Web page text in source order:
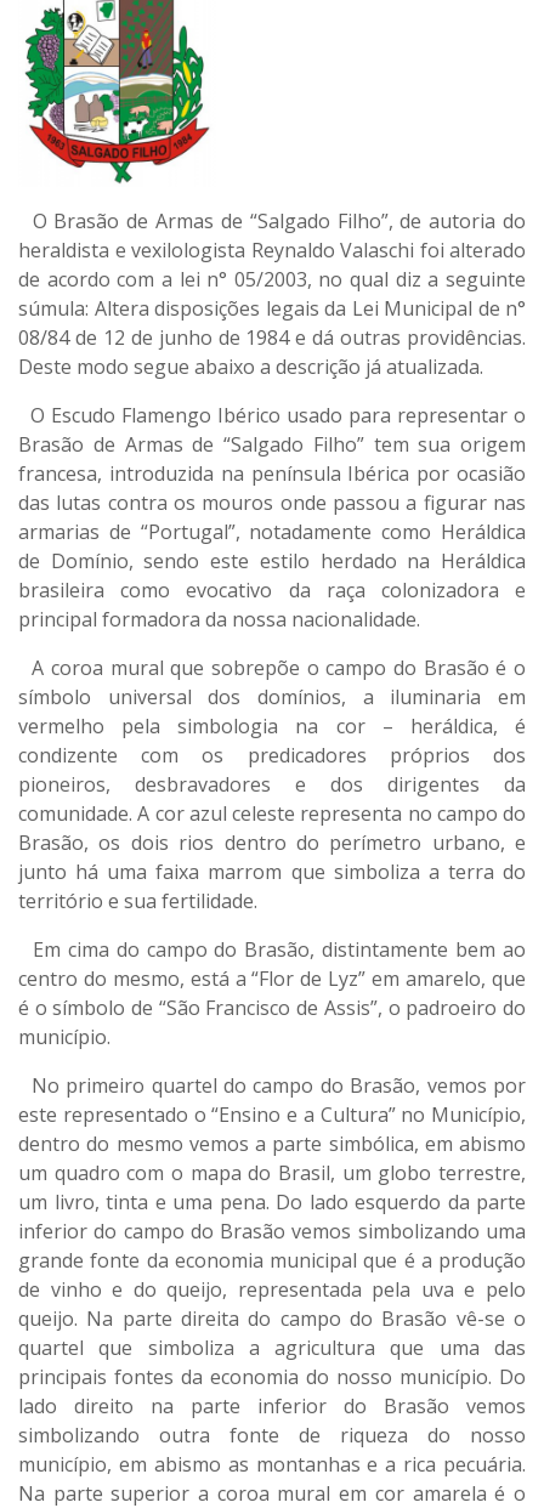
O Brasão de Armas de “Salgado Filho”, de autoria do
heraldista e vexilologista Reynaldo Valaschi foi alterado
de acordo com a lei n° 05/2003, no qual diz a seguinte
súmula: Altera disposições legais da Lei Municipal de n°
08/84 de 12 de junho de 1984 e dá outras providências.
Deste modo segue abaixo a descrição já atualizada.
O Escudo Flamengo Ibérico usado para representar o
Brasão de Armas de “Salgado Filho” tem sua origem
francesa, introduzida na península Ibérica por ocasião
das lutas contra os mouros onde passou a figurar nas
armarias de “Portugal”, notadamente como Heráldica
de Domínio, sendo este estilo herdado na Heráldica
brasileira como evocativo da raça colonizadora e
principal formadora da nossa nacionalidade.
A coroa mural que sobrepõe o campo do Brasão é o
símbolo universal dos domínios, a iluminaria em
vermelho pela simbologia na cor – heráldica, é
condizente com os predicadores próprios dos
pioneiros, desbravadores e dos dirigentes da
comunidade. A cor azul celeste representa no campo do
Brasão, os dois rios dentro do perímetro urbano, e
junto há uma faixa marrom que simboliza a terra do
território e sua fertilidade.
Em cima do campo do Brasão, distintamente bem ao
centro do mesmo, está a “Flor de Lyz” em amarelo, que
é o símbolo de “São Francisco de Assis”, o padroeiro do
município.
No primeiro quartel do campo do Brasão, vemos por
este representado o “Ensino e a Cultura” no Município,
dentro do mesmo vemos a parte simbólica, em abismo
um quadro com o mapa do Brasil, um globo terrestre,
um livro, tinta e uma pena. Do lado esquerdo da parte
inferior do campo do Brasão vemos simbolizando uma
grande fonte da economia municipal que é a produção
de vinho e do queijo, representada pela uva e pelo
queijo. Na parte direita do campo do Brasão vê-se o
quartel que simboliza a agricultura que uma das
principais fontes da economia do nosso município. Do
lado direito na parte inferior do Brasão vemos
simbolizando outra fonte de riqueza do nosso
município, em abismo as montanhas e a rica pecuária.
Na parte superior a coroa mural em cor amarela é o